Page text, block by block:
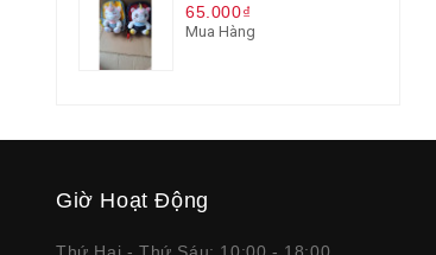
65.000₫
Mua Hàng
Giờ Hoạt Động